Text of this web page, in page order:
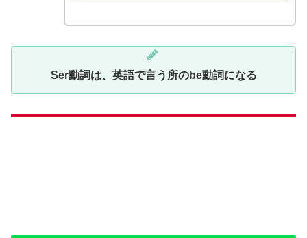
Ser動詞は、英語で言う所のbe動詞になる